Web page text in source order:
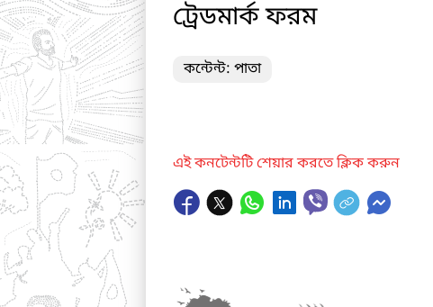
ট্রেডমার্ক ফরম
কন্টেন্ট: পাতা
এই কনটেন্টটি শেয়ার করতে ক্লিক করুন